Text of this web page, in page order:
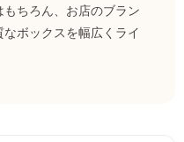
ちろん、お店のブラン
ボックスを幅広くライ